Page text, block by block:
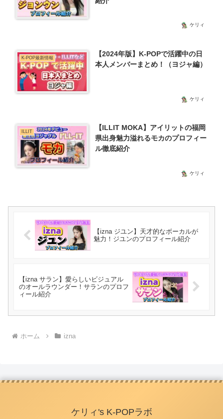
ケリィ
K-POP最新情報
【2024年版】K-POPで活躍中の日
本人メンバーまとめ！（ヨジャ編）
ケリィ
ILLIT
【ILLIT MOKA】アイリットの福岡
県出身魅力溢れるモカのプロフィー
ル徹底紹介
ケリィ
【izna ジユン】天才的なボーカルが
魅力！ジユンのプロフィール紹介
【izna サラン】愛らしいビジュアル
のオールラウンダー！サランのプロフ
ィール紹介
ホーム izna
ケリィ's K-POPラボ